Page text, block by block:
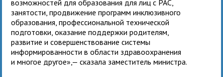
возможностей для образования для лиц с РАС,
занятости, продвижение программ инклюзивного
образования, профессиональной технической
подготовки, оказание поддержки родителям,
развитие и совершенствование системы
информированности в области здравоохранения
и многое другое»,— сказала заместитель министра.